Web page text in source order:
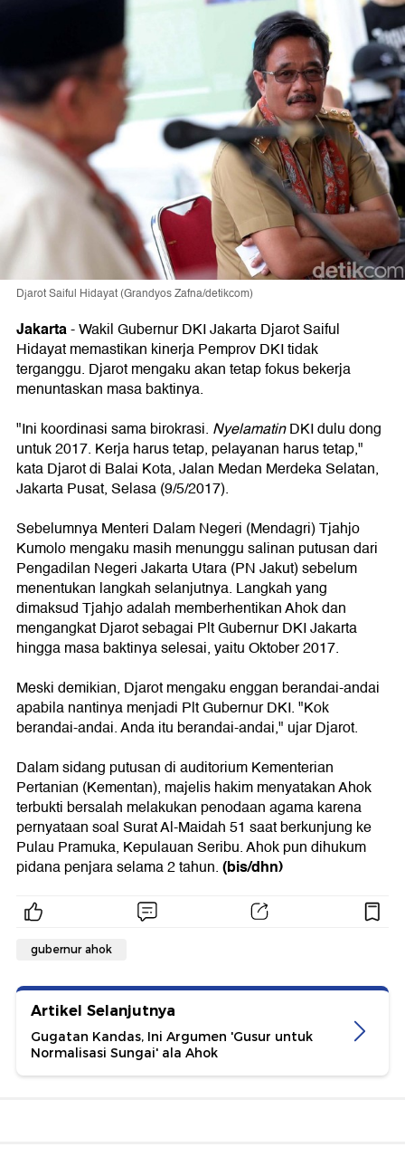
Djarot Saiful Hidayat (Grandyos Zafna/detikcom)
Jakarta-Wakil Gubernur DKI Jakarta Djarot Saiful
Hidayat memastikan kinerja Pemprov DKI tidak
terganggu. Djarot mengaku akan tetap fokus bekerja
menuntaskan masa baktinya.
"Ini koordinasi sama birokrasi. NyelamatinDKI dulu dong
untuk 2017. Kerja harus tetap, pelayanan harus tetap,"
kata Djarot di Balai Kota, Jalan Medan Merdeka Selatan,
Jakarta Pusat, Selasa (9/5/2017).
Sebelumnya Menteri Dalam Negeri (Mendagri) Tjahjo
Kumolo mengaku masih menunggu salinan putusan dari
Pengadilan Negeri Jakarta Utara (PN Jakut) sebelum
menentukan langkah selanjutnya. Langkah yang
dimaksud Tjahjo adalah memberhentikan Ahok dan
mengangkat Djarot sebagai Plt Gubernur DKI Jakarta
hingga masa baktinya selesai, yaitu Oktober 2017.
Meski demikian, Djarot mengaku enggan berandai-andai
apabila nantinya menjadi Plt Gubernur DKI. "Kok
berandai-andai. Anda itu berandai-andai," ujar Djarot.
Dalam sidang putusan di auditorium Kementerian
Pertanian (Kementan), majelis hakim menyatakan Ahok
terbukti bersalah melakukan penodaan agama karena
pernyataan soal Surat Al-Maidah 51 saat berkunjung ke
Pulau Pramuka, Kepulauan Seribu. Ahok pun dihukum
pidana penjara selama 2 tahun.(bis/dhn)
gubernur ahok
Artikel Selanjutnya
Gugatan Kandas, Ini Argumen 'Gusur untuk
Normalisasi Sungai' ala Ahok